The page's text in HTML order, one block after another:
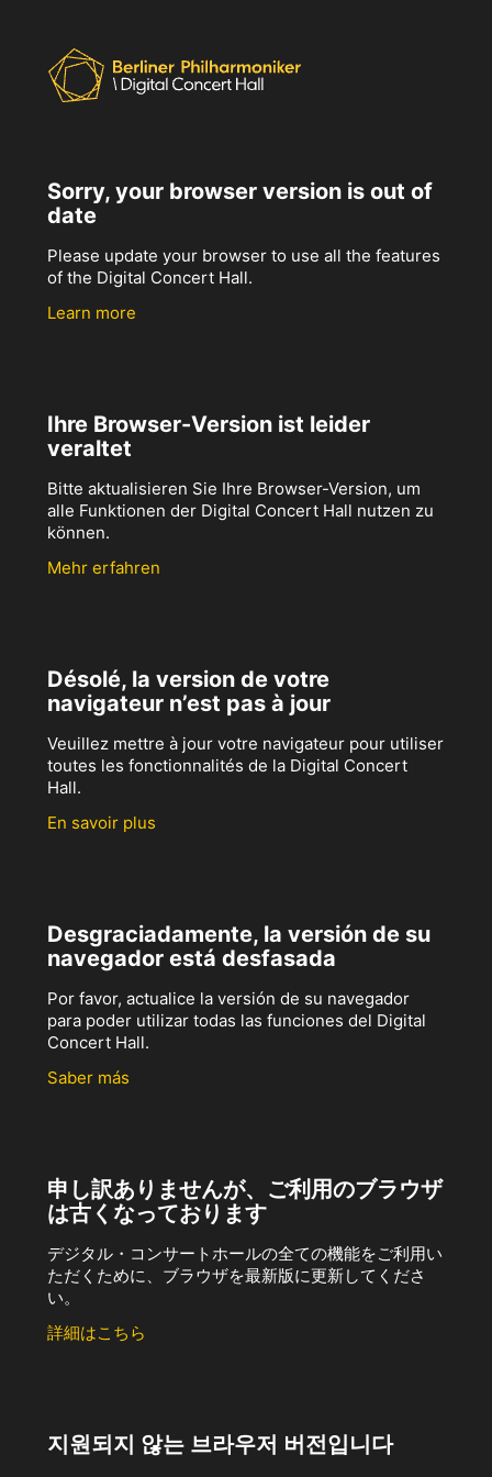
Sorry, your browser version is out of
date
Please update your browser to use all the features
of the Digital Concert Hall.
Learn more
Ihre Browser-Version ist leider
veraltet
Bitte aktualisieren Sie Ihre Browser-Version, um
alle Funktionen der Digital Concert Hall nutzen zu
können.
Mehr erfahren
Désolé, la version de votre
navigateur n’est pas à jour
Veuillez mettre à jour votre navigateur pour utiliser
toutes les fonctionnalités de la Digital Concert
Hall.
En savoir plus
Desgraciadamente, la versión de su
navegador está desfasada
Por favor, actualice la versión de su navegador
para poder utilizar todas las funciones del Digital
Concert Hall.
Saber más
申し訳ありませんが、ご利用のブラウザ
は古くなっております
デジタル・コンサートホールの全ての機能をご利用い
ただくために、ブラウザを最新版に更新してくださ
い。
詳細はこちら
지원되지 않는 브라우저 버전입니다